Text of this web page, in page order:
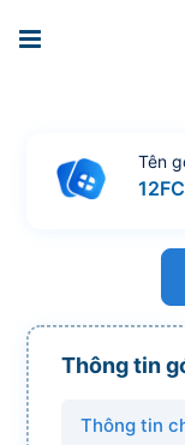
Tên
Thông tin
Thông tin